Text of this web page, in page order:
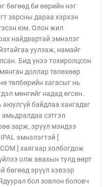
бөгөөд би өөрийн нэг
зарсны дараа хэрхэн
юм. Олон жил
найдвартай эмнэлэг
уулзаж, намайг
Бид үнээ тохиролцсон
доллар төлөхөөр
төлбөрийн хагасыг нь
мөнгийг надад өгсөн.
байдлаа хангадаг
амьдралдаа сэтгэл
зарж, эрүүл мэндээ
эмнэлэгтэй [
] хаягаар холбогдож
олж авахын тулд өөрт
бөгөөд эрүүл хэвээр
бол зовлон боловч